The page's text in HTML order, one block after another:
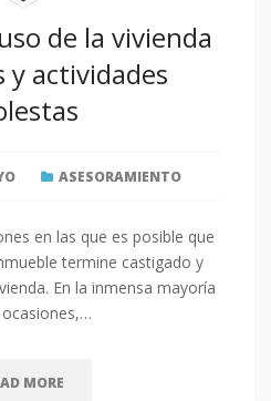
de la vivienda
y actividades
ASESORAMIENTO
en las que es posible que
termine castigado y
En la inmensa mayoría
ocasiones,…
MORE